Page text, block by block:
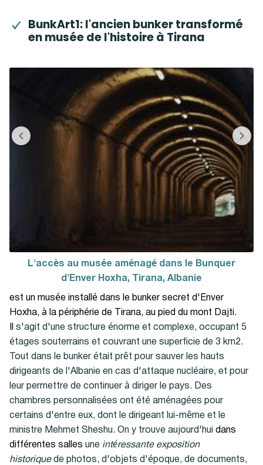
BunkArt1: l'ancien bunker transformé
en musée de l'histoire à Tirana
L'accès au musée aménagé dans le Bunquer
d'Enver Hoxha, Tirana, Albanie
est un musée installé dans le bunker secret d'Enver
Hoxha, à la périphérie de Tirana, au pied du mont Dajti.
s'agit d'une structure énorme et complexe, occupant 5
étages souterrains et couvrant une superficie de 3 km2.
Tout dans le bunker était prêt pour sauver les hauts
dirigeants de l'Albanie en cas d'attaque nucléaire, et pour
leur permettre de continuer à diriger le pays. Des
chambres personnalisées ont été aménagées pour
certains d'entre eux, dont le dirigeant lui-même et le
ministre Mehmet Sheshu. On y trouve aujourd'hui dans
différentes salles une intéressante exposition
historique de photos, d'objets d'époque, de documents,